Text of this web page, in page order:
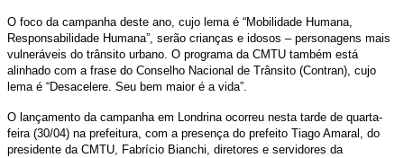
O foco da campanha deste ano, cujo lema é “Mobilidade Humana,
Responsabilidade Humana”, serão crianças e idosos – personagens mais
vulneráveis do trânsito urbano. O programa da CMTU também está
alinhado com a frase do Conselho Nacional de Trânsito (Contran), cujo
lema é “Desacelere. Seu bem maior é a vida”.
O lançamento da campanha em Londrina ocorreu nesta tarde de quarta-
feira (30/04) na prefeitura, com a presença do prefeito Tiago Amaral, do
presidente da CMTU, Fabrício Bianchi, diretores e servidores da